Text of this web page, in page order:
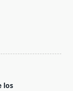
los